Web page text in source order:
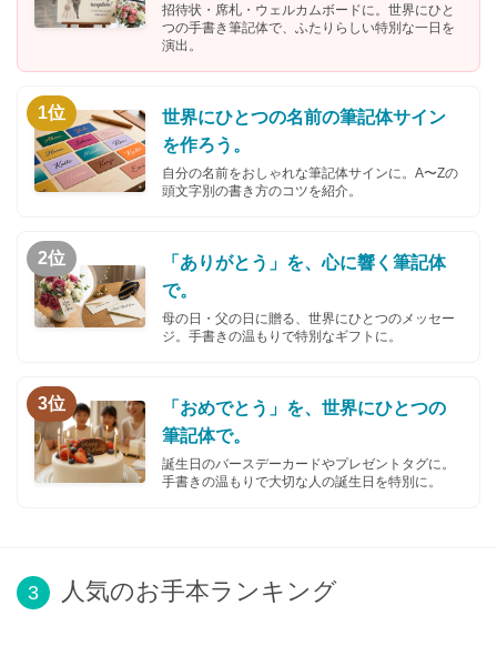
招待状・席札・ウェルカムボードに。世界にひと
つの手書き筆記体で、ふたりらしい特別な一日を
演出。
1位
世界にひとつの名前の筆記体サイン
を作ろう。
自分の名前をおしゃれな筆記体サインに。A〜Zの
頭文字別の書き方のコツを紹介。
2位
「ありがとう」を、心に響く筆記体
で。
母の日・父の日に贈る、世界にひとつのメッセー
ジ。手書きの温もりで特別なギフトに。
3位
「おめでとう」を、世界にひとつの
筆記体で。
誕生日のバースデーカードやプレゼントタグに。
手書きの温もりで大切な人の誕生日を特別に。
3 人気のお手本ランキング